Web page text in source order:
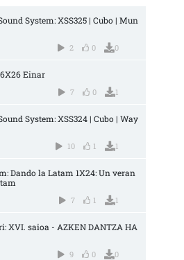
System: XSS325 | Cubo | Mun
2 0 0
Einar
7 0 1
System: XSS324 | Cubo | Way
10 1 1
Dando la Latam 1X24: Un veran
7 1 1
XVI. saioa - AZKEN DANTZA HA
9 0 0